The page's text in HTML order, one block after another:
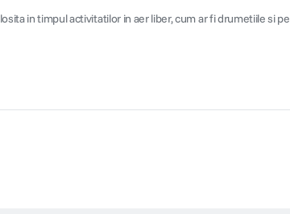
in timpul activitatilor in aer liber, cum ar fi drumetiile si